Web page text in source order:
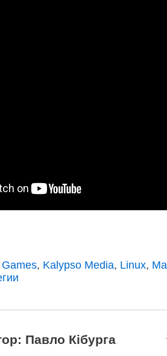
, Kalypso Media, Linux,
Павло Кібурга